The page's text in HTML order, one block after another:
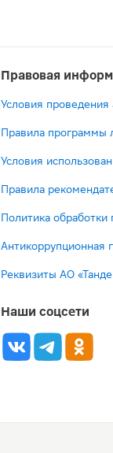
Правовая
Условия проведения
Правила программы
Условия
Правила
Политика
Антикоррупционная
Реквизиты АО
Наши соцсети